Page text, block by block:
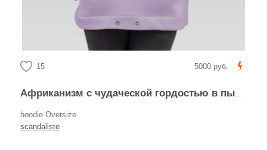
15 5000 руб.
Африканизм с чудаческой гордостью в пышных афро-прическах
hoodie Oversize
scandaliste